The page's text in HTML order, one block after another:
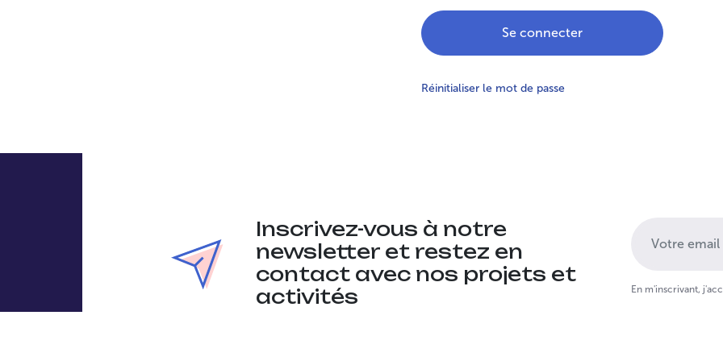
Se connecter
Réinitialiser le mot de passe
Inscrivez-vous à notre
newsletter et restez en
contact avec nos projets et
activités
En m'inscrivant,